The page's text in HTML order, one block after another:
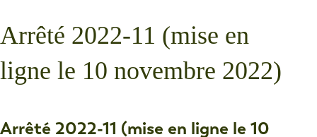
Arrêté 2022-11 (mise en
ligne le 10 novembre 2022)
Arrêté 2022-11 (mise en ligne le 10